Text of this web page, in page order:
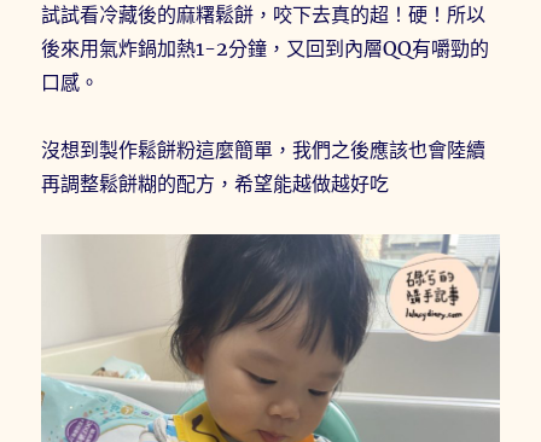
試試看冷藏後的麻糬鬆餅，咬下去真的超！硬！所以
後來用氣炸鍋加熱1-2分鐘，又回到內層QQ有嚼勁的
口感。
沒想到製作鬆餅粉這麼簡單，我們之後應該也會陸續
再調整鬆餅糊的配方，希望能越做越好吃